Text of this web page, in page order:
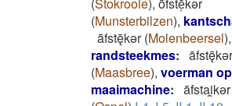
(Munsterbilzen),
āfstę̄kǝr(Molenbeersel),
randsteekmes: āfstę̄kǝr
(Maasbree), voerman
maaimachine: āfstai̯kǝr